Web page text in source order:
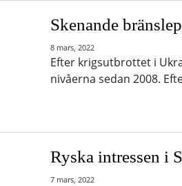
Skenande
8 mars, 2022
Efter krigsutbrottet i
nivåerna sedan 2008.
Ryska intressen i
7 mars, 2022